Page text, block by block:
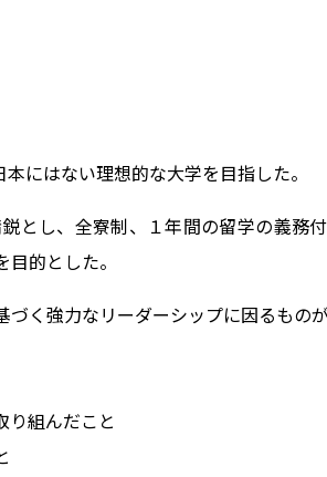
にはない理想的な大学を目指した。
し、全寮制、１年間の留学の義務付
的とした。
く強力なリーダーシップに因るものが
組んだこと